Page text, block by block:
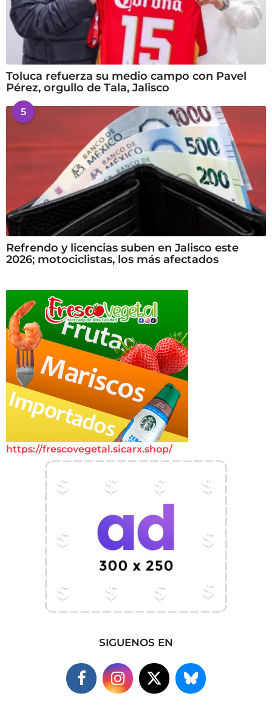
Toluca refuerza su medio campo con Pavel
Pérez, orgullo de Tala, Jalisco
5
Refrendo y licencias suben en Jalisco este
2026; motociclistas, los más afectados
https://frescovegetal.sicarx.shop/
SIGUENOS EN